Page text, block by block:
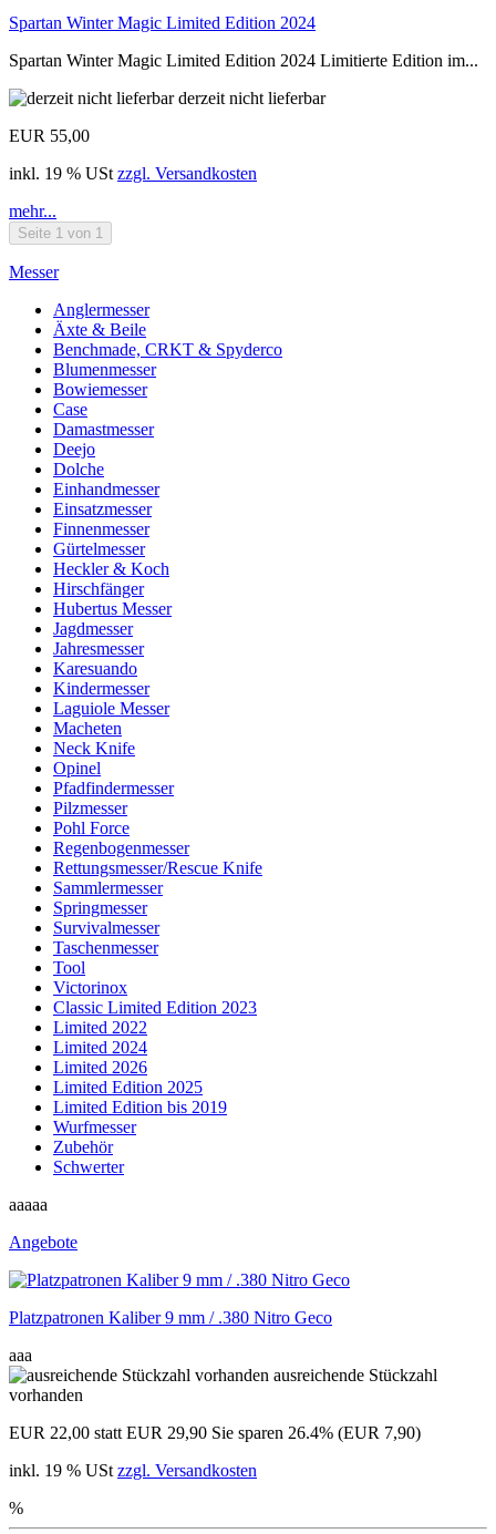
Spartan Winter Magic Limited Edition 2024
Spartan Winter Magic Limited Edition 2024 Limitierte Edition im...
derzeit nicht lieferbar
EUR 55,00
inkl. 19 % USt zzgl. Versandkosten
mehr...
Seite 1 von 1
Messer
Anglermesser
Äxte & Beile
Benchmade, CRKT & Spyderco
Blumenmesser
Bowiemesser
Case
Damastmesser
Deejo
Dolche
Einhandmesser
Einsatzmesser
Finnenmesser
Gürtelmesser
Heckler & Koch
Hirschfänger
Hubertus Messer
Jagdmesser
Jahresmesser
Karesuando
Kindermesser
Laguiole Messer
Macheten
Neck Knife
Opinel
Pfadfindermesser
Pilzmesser
Pohl Force
Regenbogenmesser
Rettungsmesser/Rescue Knife
Sammlermesser
Springmesser
Survivalmesser
Taschenmesser
Tool
Victorinox
Classic Limited Edition 2023
Limited 2022
Limited 2024
Limited 2026
Limited Edition 2025
Limited Edition bis 2019
Wurfmesser
Zubehör
Schwerter
aaaaa
Angebote
Platzpatronen Kaliber 9 mm / .380 Nitro Geco
aaa
ausreichende Stückzahl
vorhanden
EUR 22,00 statt EUR 29,90 Sie sparen 26.4% (EUR 7,90)
inkl. 19 % USt zzgl. Versandkosten
%